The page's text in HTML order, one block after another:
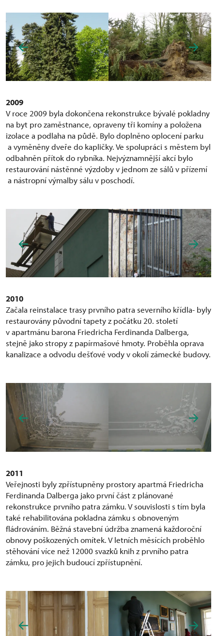
2009
V roce 2009 byla dokončena rekonstrukce bývalé pokladny
na byt pro zaměstnance, opraveny tři komíny a položena
izolace a podlaha na půdě. Bylo doplněno oplocení parku
a vyměněny dveře do kapličky. Ve spolupráci s městem byl
odbahněn přítok do rybníka. Nejvýznamnější akcí bylo
restaurování nástěnné výzdoby v jednom ze sálů v přízemí
a nástropní výmalby sálu v poschodí.
2010
Začala reinstalace trasy prvního patra severního křídla- byly
restaurovány původní tapety z počátku 20. století
v apartmánu barona Friedricha Ferdinanda Dalberga,
stejně jako stropy z papírmašové hmoty. Proběhla oprava
kanalizace a odvodu dešťové vody v okolí zámecké budovy.
2011
Veřejnosti byly zpřístupněny prostory apartmá Friedricha
Ferdinanda Dalberga jako první část z plánované
rekonstrukce prvního patra zámku. V souvislosti s tím byla
také rehabilitována pokladna zámku s obnoveným
fládrováním. Běžná stavební údržba znamená každoroční
obnovy poškozených omítek. V letních měsících proběhlo
stěhování více než 12000 svazků knih z prvního patra
zámku, pro jejich budoucí zpřístupnění.